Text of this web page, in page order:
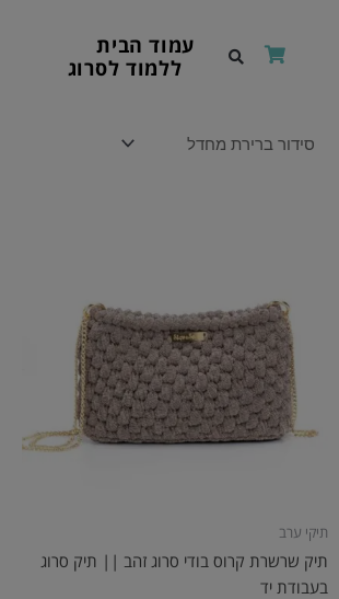
עמוד הבית
ללמוד לסרוג
תיקי ערב
תיק שרשרת קרוס בודי סרוג זהב || תיק סרוג
בעבודת יד